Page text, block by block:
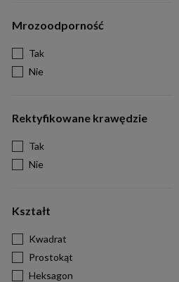
Mrozoodporność
Tak
Nie
Rektyfikowane krawędzie
Tak
Nie
Kształt
Kwadrat
Prostokąt
Heksagon